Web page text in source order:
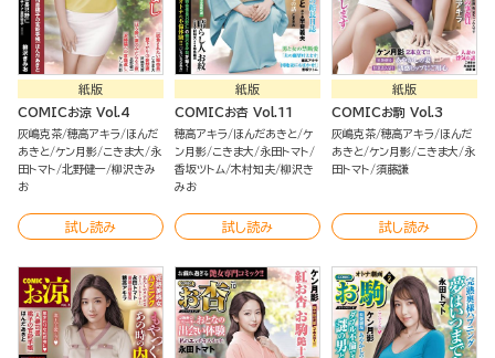
紙版
COMICお涼 Vol.4
灰嶋克茶 穂高アキラ
ほんだ
あきと ケン月影 こきま大
永
田トマト 北野健一 柳沢きみ
お
試し読み
紙版
COMICお杏 Vol.11
穂高アキラ ほんだあきと ケ
ン月影 こきま大
永田トマト
香坂ツトム 木村知夫 柳沢き
みお
試し読み
紙版
COMICお駒 Vol.3
灰嶋克茶 穂高アキラ
ほんだ
あきと ケン月影 こきま大
永
田トマト 須藤謙
試し読み